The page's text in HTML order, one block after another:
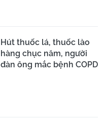
Hút thuốc lá, thuốc lào
hàng chục năm, người
đàn ông mắc bệnh COPD